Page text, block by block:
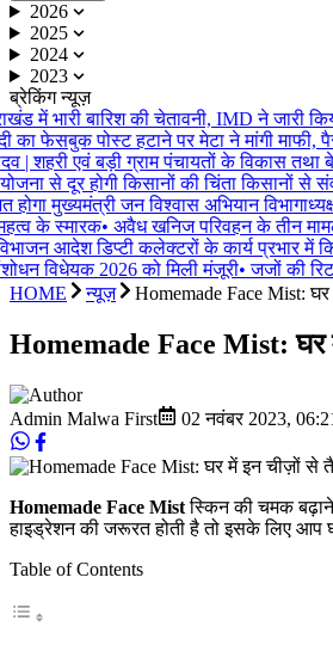
2026
2025
2024
2023
ब्रेकिंग न्यूज़
में भारी बारिश की चेतावनी, IMD ने जारी
का फेसबुक पोस्ट हटाने पर मेटा ने मांगी
शहरी एवं बड़ी ग्राम पंचायतों के विकास तथा
से दूर होगी किसानों की चिंता किसानों से
मुख्यमंत्री जन विश्वास अभियान
के स्मारक•अवैध खनिज परिवहन के तीन
आदेश डिप्टी कलेक्टरों के कार्य प्रभार में
विधेयक 2026 को मिली मंजूरी•जजों की
HOME
न्यूज़ Homemade Face Mist:
Homemade Face Mist: घर
Admin Malwa First 02 नवंबर 2023,
Homemade Face Mistस्किन की चमक बढ़ाने
हाइड्रेशन की जरूरत होती है तो इसके लिए
Table of Contents